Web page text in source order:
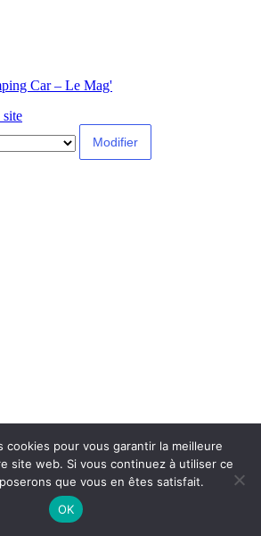
Car – Le Mag'
site
cookies pour vous garantir la meilleure
site web. Si vous continuez à utiliser ce
que vous en êtes satisfait.
OK